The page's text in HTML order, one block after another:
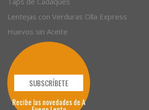
Textos legales
Taps de Cadaques
Lentejas con Verduras Olla Express
Huevos sin Aceite
SUBSCRÍBETE